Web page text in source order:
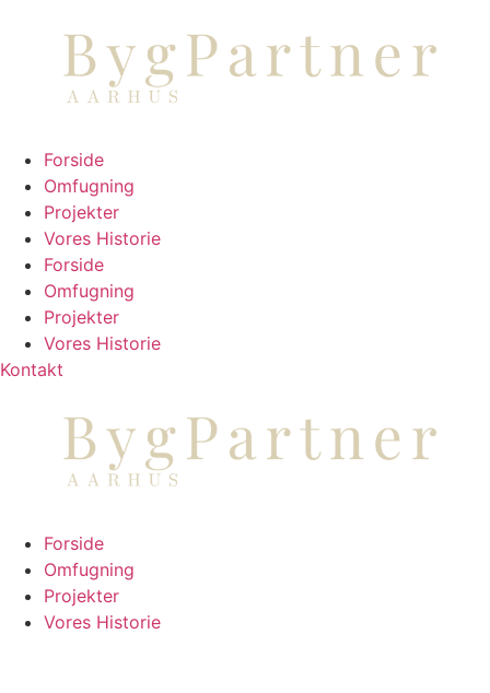
Forside
Omfugning
Projekter
Vores Historie
Forside
Omfugning
Projekter
Vores Historie
Kontakt
Forside
Omfugning
Projekter
Vores Historie